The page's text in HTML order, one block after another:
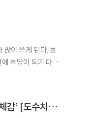
많이 쓰게 된다. 보
부담이 되기 마련
4만원대 수가 본격 적용…보험사·병원·소비자 ‘엇갈린 체감’ [도수치료 규제 한 달]